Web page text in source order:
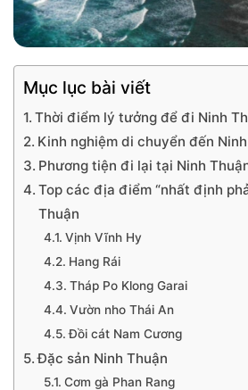
Mục lục bài viết
Thời điểm lý tưởng để đi Ninh
Kinh nghiệm di chuyển đến
Phương tiện đi lại tại Ninh
Top các địa điểm “nhất định
Thuận
Vịnh Vĩnh Hy
Hang Rái
Tháp Po Klong Garai
Vườn nho Thái An
Đồi cát Nam Cương
Đặc sản Ninh Thuận
Cơm gà Phan Rang